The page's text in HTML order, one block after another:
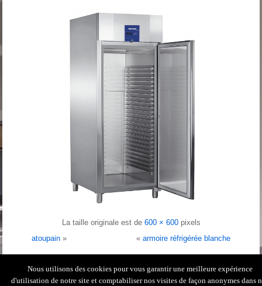
La taille originale est de 600 × 600pixels
atoupain » « armoire réfrigérée blanche
Contactez-nous|Conception & réalisation|
Nous utilisons des cookies pour vous garantir une meilleure expérience
d'utilisation de notre site et comptabiliser nos visites de façon anonymes dans